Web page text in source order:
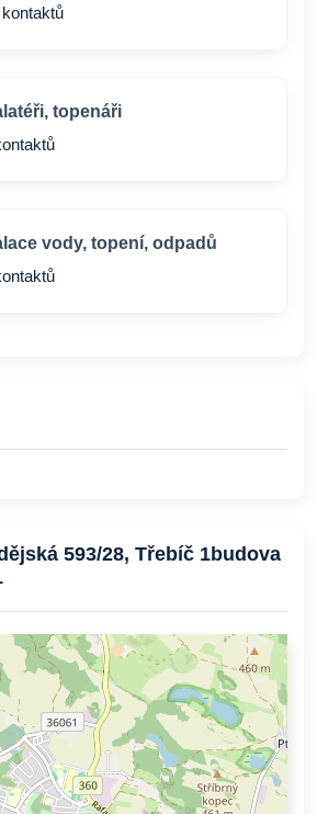
topenáři
vody, topení, odpadů
593/28, Třebíč 1budova